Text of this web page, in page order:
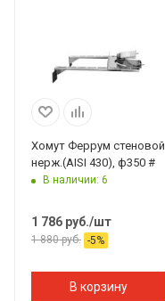
Хомут Феррум стеновой
нерж.(AISI 430), ф350 #
В наличии: 6
1 786 руб./шт
1 880руб. -5%
В корзину